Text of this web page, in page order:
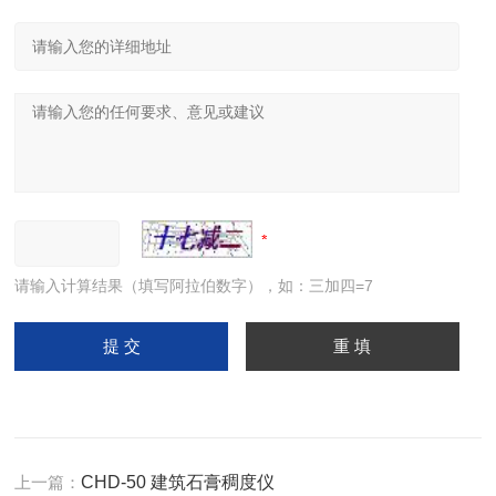
请输入计算结果（填写阿拉伯数字），如：三加四=7
上一篇：CHD-50 建筑石膏稠度仪